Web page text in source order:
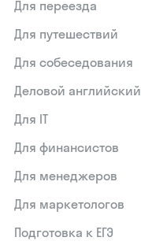
Для переезда
Для путешествий
Для собеседования
Деловой английский
Для IT
Для финансистов
Для менеджеров
Для маркетологов
Подготовка к ЕГЭ